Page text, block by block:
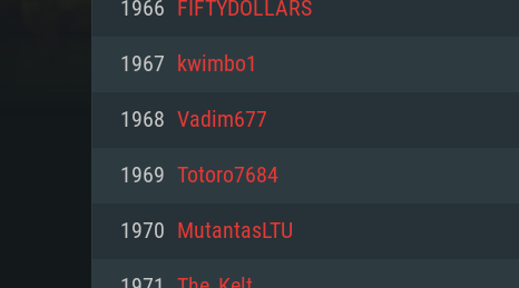
PC
최소사양
최소사양
최소사양
1966 FIFTYDOLLARS
1967 kwimbo1
1968 Vadim677
1969 Totoro7684
1970 MutantasLTU